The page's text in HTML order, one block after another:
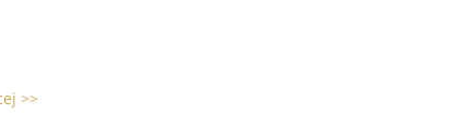
>>